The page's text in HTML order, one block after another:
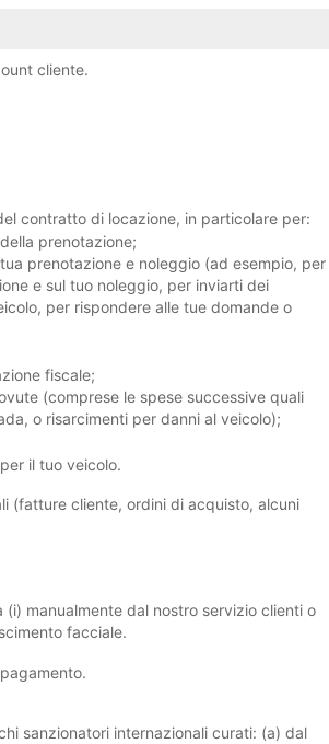
cliente.
contratto di locazione, in particolare per:
prenotazione;
prenotazione e noleggio (ad esempio, per
e sul tuo noleggio, per inviarti dei
per rispondere alle tue domande o
fiscale;
(comprese le spese successive quali
o risarcimenti per danni al veicolo);
il tuo veicolo.
(fatture cliente, ordini di acquisto, alcuni
manualmente dal nostro servizio clienti o
facciale.
sanzionatori internazionali curati: (a) dal